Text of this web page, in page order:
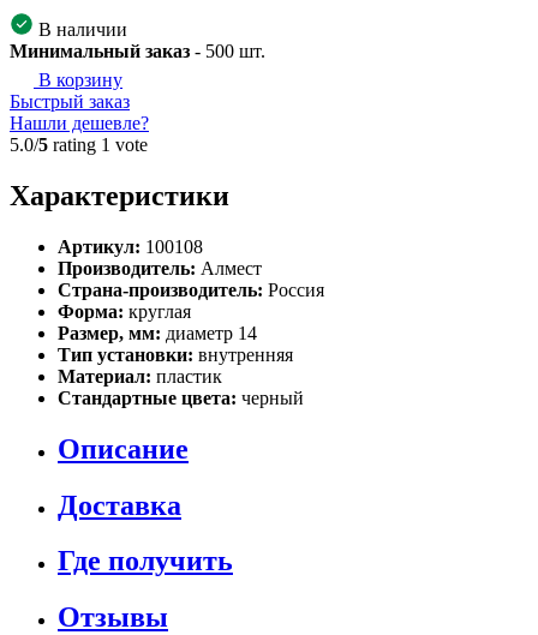
В наличии
Минимальный заказ - 500 шт.
В корзину
Быстрый заказ
Нашли дешевле?
5.0/5 rating 1 vote
Характеристики
Артикул: 100108
Производитель: Алмест
Страна-производитель: Россия
Форма: круглая
Размер, мм: диаметр 14
Тип установки: внутренняя
Материал: пластик
Стандартные цвета: черный
Описание
Доставка
Где получить
Отзывы